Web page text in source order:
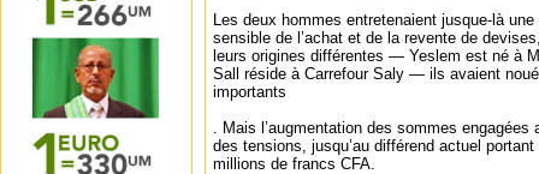
Les deux hommes entretenaient jusque-là
sensible de l’achat et de la revente de
leurs origines différentes — Yeslem est né à
Sall réside à Carrefour Saly — ils avaient
importants
. Mais l’augmentation des sommes engagées
des tensions, jusqu’au différend actuel
millions de francs CFA.